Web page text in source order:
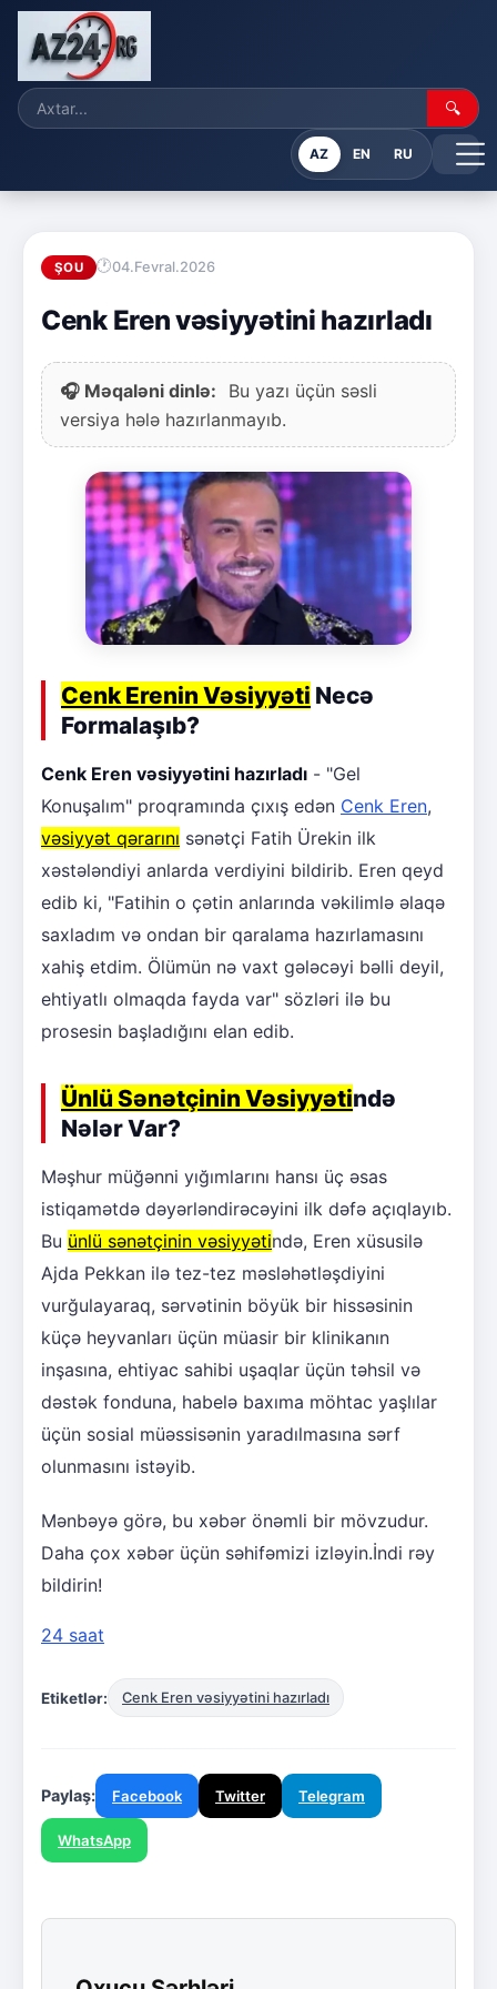
🔍
AZ EN RU
ŞOU 04.Fevral.2026
Cenk Eren vəsiyyətini hazırladı
🎧 Məqaləni dinlə:
Bu yazı üçün səsli
versiya hələ hazırlanmayıb.
Cenk Erenin Vəsiyyəti Necə
Formalaşıb?
Cenk Eren vəsiyyətini hazırladı - "Gel
Konuşalım" proqramında çıxış edən Cenk Eren,
vəsiyyət qərarını sənətçi Fatih Ürekin ilk
xəstələndiyi anlarda verdiyini bildirib. Eren qeyd
edib ki, "Fatihin o çətin anlarında vəkilimlə əlaqə
saxladım və ondan bir qaralama hazırlamasını
xahiş etdim. Ölümün nə vaxt gələcəyi bəlli deyil,
ehtiyatlı olmaqda fayda var" sözləri ilə bu
prosesin başladığını elan edib.
Ünlü Sənətçinin Vəsiyyətində
Nələr Var?
Məşhur müğənni yığımlarını hansı üç əsas
istiqamətdə dəyərləndirəcəyini ilk dəfə açıqlayıb.
Bu ünlü sənətçinin vəsiyyətində, Eren xüsusilə
Ajda Pekkan ilə tez-tez məsləhətləşdiyini
vurğulayaraq, sərvətinin böyük bir hissəsinin
küçə heyvanları üçün müasir bir klinikanın
inşasına, ehtiyac sahibi uşaqlar üçün təhsil və
dəstək fonduna, habelə baxıma möhtac yaşlılar
üçün sosial müəssisənin yaradılmasına sərf
olunmasını istəyib.
Mənbəyə görə, bu xəbər önəmli bir mövzudur.
Daha çox xəbər üçün səhifəmizi izləyin.İndi rəy
bildirin!
24 saat
Etiketlər: Cenk Eren vəsiyyətini hazırladı
Paylaş: Facebook Twitter Telegram
WhatsApp